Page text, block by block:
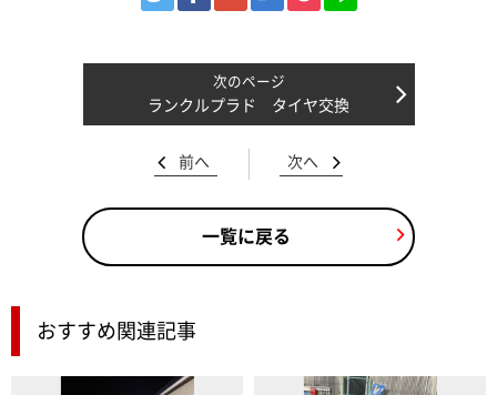
ランクルプラド タイヤ交換
前へ 次へ
一覧に戻る
おすすめ関連記事